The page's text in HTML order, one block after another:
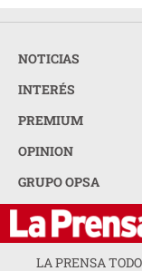
NOTICIAS
INTERÉS
PREMIUM
OPINION
GRUPO OPSA
LA PRENSA